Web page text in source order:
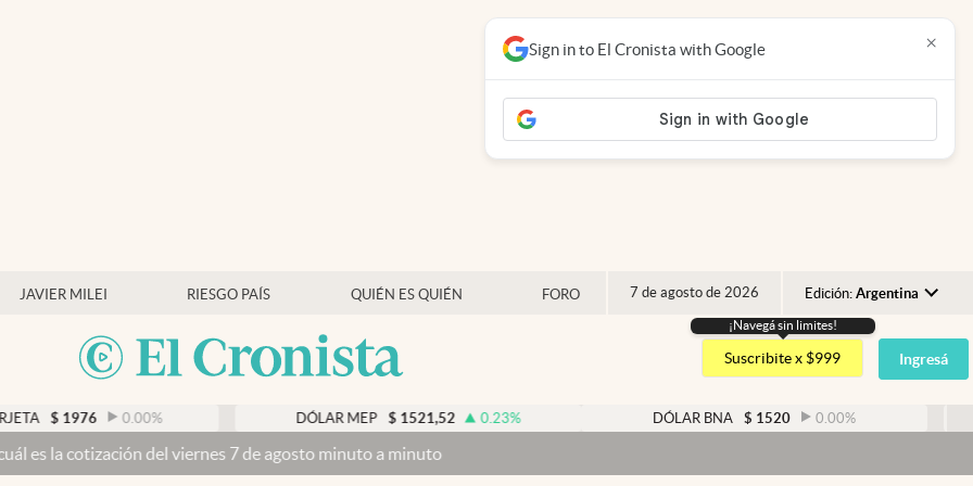
JAVIER MILEI RIESGO PAÍS QUIÉN ES QUIÉN FORO 7 de agosto de 2026 Edición: Argentina
Argentina
España
USA
¡Navegá sin limites!
Suscribite x $999 Ingresá
0.00 % 1521,52 0.23% 1520 0.00 %
viernes 7 de agosto minuto a minuto
Sign in to El Cronista with Google ×